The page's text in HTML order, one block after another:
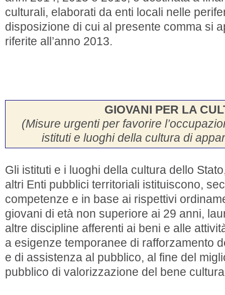
culturali, elaborati da enti locali nelle
disposizione di cui al presente comma si
riferite all’anno 2013.
GIOVANI PER LA
(Misure urgenti per favorire
istituti e luoghi della cultura di
Gli istituti e i luoghi della cultura dello
altri Enti pubblici territoriali istituiscono,
competenze e in base ai rispettivi
giovani di età non superiore ai 29 anni,
altre discipline afferenti ai beni e alle
a esigenze temporanee di rafforzamento
e di assistenza al pubblico, al fine del
pubblico di valorizzazione del bene